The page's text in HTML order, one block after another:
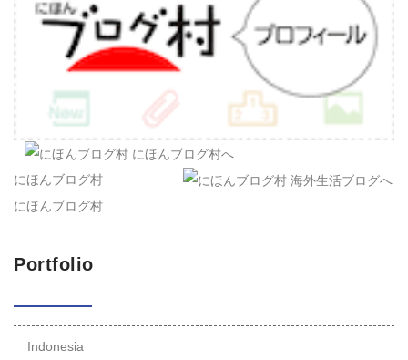
にほんブログ村
にほんブログ村
Portfolio
Indonesia